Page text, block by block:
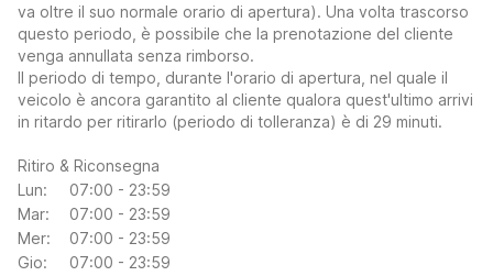
va oltre il suo normale orario di apertura). Una volta trascorso
questo periodo, è possibile che la prenotazione del cliente
venga annullata senza rimborso.
Il periodo di tempo, durante l'orario di apertura, nel quale il
veicolo è ancora garantito al cliente qualora quest'ultimo arrivi
in ritardo per ritirarlo (periodo di tolleranza) è di 29 minuti.
Ritiro & Riconsegna
Lun:
07:00 - 23:59
Mar:
07:00 - 23:59
Mer:
07:00 - 23:59
Gio:
07:00 - 23:59